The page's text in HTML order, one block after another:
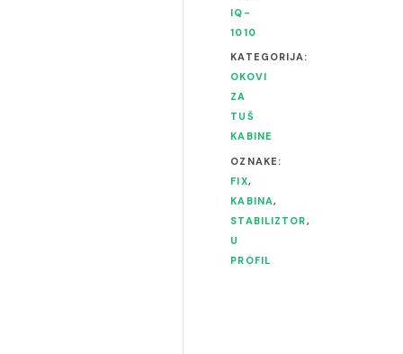
IQ-
1010
KATEGORIJA:
OKOVI
ZA
TUŠ
KABINE
OZNAKE:
FIX,
KABINA,
STABILIZTOR,
U
PROFIL